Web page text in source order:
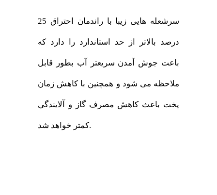
سرشعله هایی زیبا با راندمان احتراق 25
درصد بالاتر از حد استاندارد را دارد که
باعت جوش آمدن سریعتر آب بطور قابل
ملاحظه می شود و همچنین با کاهش زمان
پخت باعث کاهش مصرف گاز و آلایندگی
کمتر خواهد شد.